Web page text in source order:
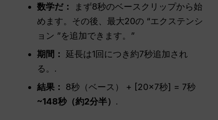
数学だ：
まず8秒のベースクリップから始
めます。その後、最大20の “エクステンシ
ョン ”を追加できます。”
期間：
延長は1回につき約7秒追加され
る。.
結果：
8秒（ベース） + [20×7秒] = 7秒
~148秒（約2分半） .